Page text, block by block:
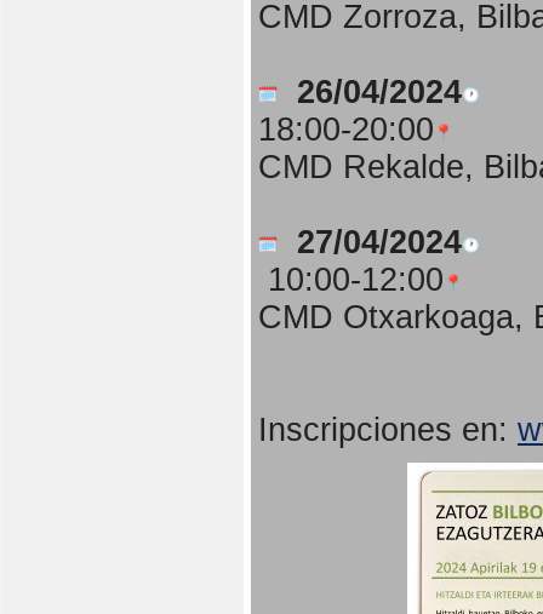
CMD Zorroza,
26/04/2024
18:00-20:00
CMD Rekalde,
27/04/2024
10:00-12:00
CMD Otxarkoaga,
Inscripciones en: